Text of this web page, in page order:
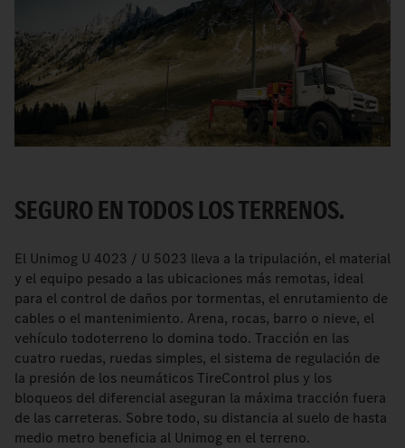
SEGURO EN TODOS LOS TERRENOS.
El Unimog U 4023 / U 5023 lleva a la tripulación, el material
y el equipo pesado a las ubicaciones más remotas, ideal
para el control de daños por tormentas, el enrutamiento de
cables o el mantenimiento. Arena, rocas, barro o nieve, el
vehículo todoterreno lo domina todo. Tracción en las
cuatro ruedas, ruedas simples, el sistema de regulación de
la presión de los neumáticos TireControl plus y los
bloqueos del diferencial aseguran la máxima tracción fuera
de las carreteras. Sobre todo, su distancia al suelo de hasta
medio metro beneficia al Unimog en el terreno.